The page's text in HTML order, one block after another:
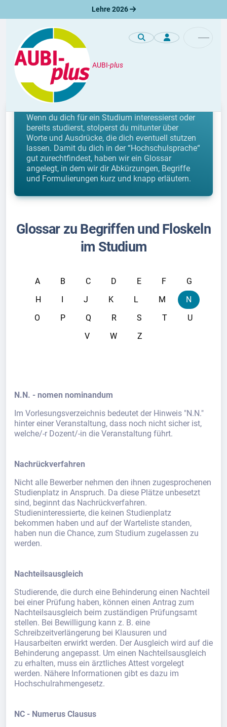
Lehre 2026
AUBI-plus
Studium
Glossar zur Uni-Sprache
Wenn du dich für ein Studium interessierst oder
bereits studierst, stolperst du mitunter über
Worte und Ausdrücke, die dich eventuell stutzen
lassen. Damit du dich in der “Hochschulsprache“
gut zurechtfindest, haben wir ein Glossar
angelegt, in dem wir dir Abkürzungen, Begriffe
und Formulierungen kurz und knapp erläutern.
Glossar zu Begriffen und Floskeln
im Studium
A B C D E F
G
H
I J K L M
N
O
P Q R S T
U
V
W Z
N.N. - nomen nominandum
Im Vorlesungsverzeichnis bedeutet der Hinweis "N.N."
hinter einer Veranstaltung, dass noch nicht sicher ist,
welche/-r Dozent/-in die Veranstaltung führt.
Nachrückverfahren
Nicht alle Bewerber nehmen den ihnen zugesprochenen
Studienplatz in Anspruch. Da diese Plätze unbesetzt
sind, beginnt das Nachrückverfahren.
Studieninteressierte, die keinen Studienplatz
bekommen haben und auf der Warteliste standen,
haben nun die Chance, zum Studium zugelassen zu
werden.
Nachteilsausgleich
Studierende, die durch eine Behinderung einen Nachteil
bei einer Prüfung haben, können einen Antrag zum
Nachteilsausgleich beim zuständigen Prüfungsamt
stellen. Bei Bewilligung kann z. B. eine
Schreibzeitverlängerung bei Klausuren und
Hausarbeiten erwirkt werden. Der Ausgleich wird auf die
Behinderung angepasst. Um einen Nachteilsausgleich
zu erhalten, muss ein ärztliches Attest vorgelegt
werden. Nähere Informationen gibt es dazu im
Hochschulrahmengesetz.
NC - Numerus Clausus